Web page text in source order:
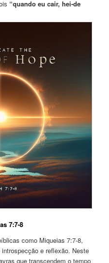
“quando eucair,hei-de
7:7-8
como Miqueias 7:7-8,
e reflexão. Neste
que transcendem o tempo